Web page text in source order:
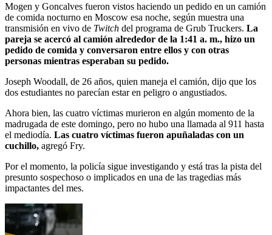
Mogen y Goncalves fueron vistos haciendo un pedido en un camión
de comida nocturno en Moscow esa noche, según muestra una
transmisión en vivo de Twitch del programa de Grub Truckers. La
pareja se acercó al camión alrededor de la 1:41 a. m., hizo un
pedido de comida y conversaron entre ellos y con otras
personas mientras esperaban su pedido.
Joseph Woodall, de 26 años, quien maneja el camión, dijo que los
dos estudiantes no parecían estar en peligro o angustiados.
Ahora bien, las cuatro víctimas murieron en algún momento de la
madrugada de este domingo, pero no hubo una llamada al 911 hasta
el mediodía. Las cuatro víctimas fueron apuñaladas con un
cuchillo, agregó Fry.
Por el momento, la policía sigue investigando y está tras la pista del
presunto sospechoso o implicados en una de las tragedias más
impactantes del mes.